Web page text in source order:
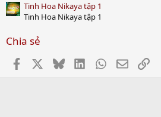
Tinh Hoa Nikaya tập 1
Tinh Hoa Nikaya tập 1
Chia sẻ
Facebook BlueskyLinkedInWhatsApp
EmailLink